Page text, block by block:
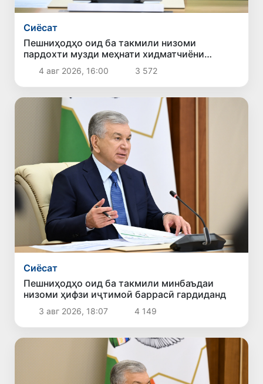
Сиёсат
Пешниҳодҳо оид ба такмили низоми
пардохти музди меҳнати хидматчиёни
давлатӣ баррасӣ шуданд
4 авг 2026, 16:00 3 572
Сиёсат
Пешниҳодҳо оид ба такмили минбаъдаи
низоми ҳифзи иҷтимоӣ баррасӣ гардиданд
3 авг 2026, 18:07 4 149